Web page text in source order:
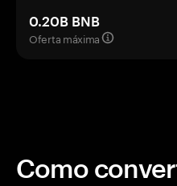
0.20B BNB
Oferta máxima
Como